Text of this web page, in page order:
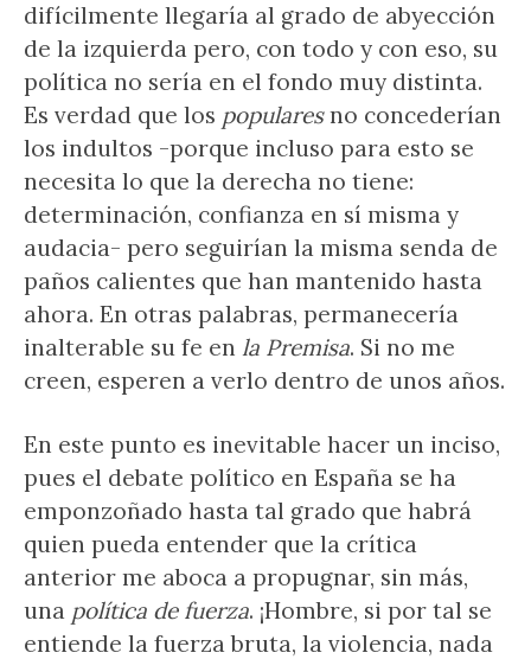
difícilmente llegaría al grado de abyección
de la izquierda pero, con todo y con eso, su
política no sería en el fondo muy distinta.
Es verdad que los popularesno concederían
los indultos -porque incluso para esto se
necesita lo que la derecha no tiene:
determinación, confianza en sí misma y
audacia- pero seguirían la misma senda de
paños calientes que han mantenido hasta
ahora. En otras palabras, permanecería
inalterable su fe en la Premisa. Si no me
creen, esperen a verlo dentro de unos años.
En este punto es inevitable hacer un inciso,
pues el debate político en España se ha
emponzoñado hasta tal grado que habrá
quien pueda entender que la crítica
anterior me aboca a propugnar, sin más,
una política de fuerza. ¡Hombre, si por tal se
entiende la fuerza bruta, la violencia, nada